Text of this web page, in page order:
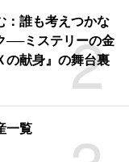
2
：誰も考えつかな
──ミステリーの金
の献身』の舞台裏
一覧